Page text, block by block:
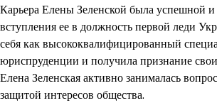
Карьера Елены Зеленской была успешной
вступления ее в должность первой леди
себя как высококвалифицированный
юриспруденции и получила признание
Елена Зеленская активно занималась
защитой интересов общества.